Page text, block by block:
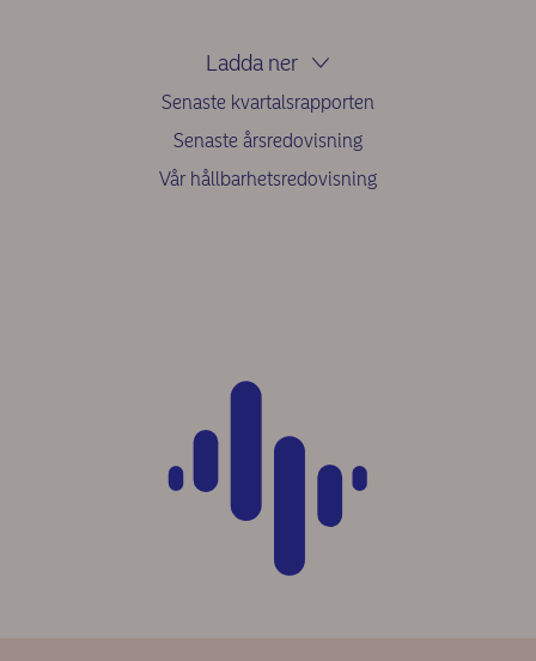
Ladda ner
Senaste kvartalsrapporten
Senaste årsredovisning
Vår hållbarhetsredovisning